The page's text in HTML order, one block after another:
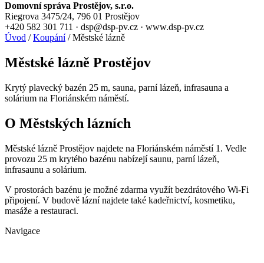
Domovní správa Prostějov, s.r.o.
Riegrova 3475/24, 796 01 Prostějov
+420 582 301 711 · dsp@dsp-pv.cz · www.dsp-pv.cz
Úvod / Koupání / Městské lázně
Městské lázně Prostějov
Krytý plavecký bazén 25 m, sauna, parní lázeň, infrasauna a
solárium na Floriánském náměstí.
O Městských lázních
Městské lázně Prostějov najdete na Floriánském náměstí 1. Vedle
provozu 25 m krytého bazénu nabízejí saunu, parní lázeň,
infrasaunu a solárium.
V prostorách bazénu je možné zdarma využít bezdrátového Wi-Fi
připojení. V budově lázní najdete také kadeřnictví, kosmetiku,
masáže a restauraci.
Navigace